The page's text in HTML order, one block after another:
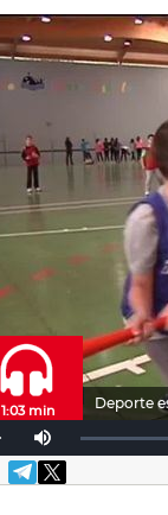
Deporte
1:03 min